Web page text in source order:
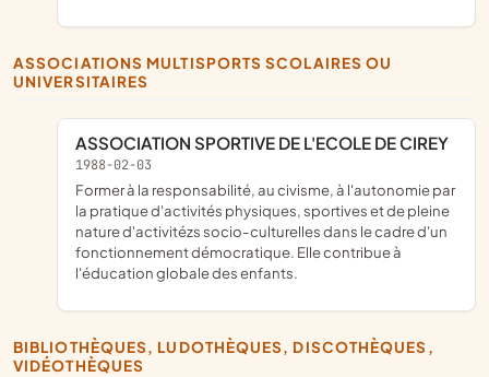
ASSOCIATIONS MULTISPORTS SCOLAIRES OU
UNIVERSITAIRES
ASSOCIATION SPORTIVE DE L'ECOLE DE CIREY
1988-02-03
Former à la responsabilité, au civisme, à l'autonomie par
la pratique d'activités physiques, sportives et de pleine
nature d'activitézs socio-culturelles dans le cadre d'un
fonctionnement démocratique. Elle contribue à
l'éducation globale des enfants.
BIBLIOTHÈQUES, LUDOTHÈQUES, DISCOTHÈQUES,
VIDÉOTHÈQUES